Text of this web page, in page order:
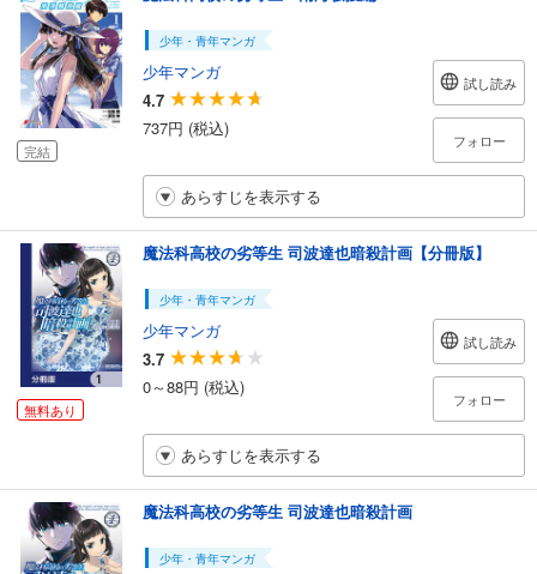
完結
少年・青年マンガ
少年マンガ
4.7
737円 (税込)
試し読み
フォロー
あらすじを表示する
無料あり
魔法科高校の劣等生 司波達也暗殺計画【分冊版】
少年・青年マンガ
少年マンガ
3.7
0～88円 (税込)
試し読み
フォロー
あらすじを表示する
魔法科高校の劣等生 司波達也暗殺計画
少年・青年マンガ